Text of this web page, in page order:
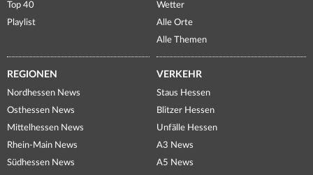
Top 40
Playlist
Wetter
Alle Orte
Alle Themen
REGIONEN
Nordhessen News
Osthessen News
Mittelhessen News
Rhein-Main News
Südhessen News
VERKEHR
Staus Hessen
Blitzer Hessen
Unfälle Hessen
A3 News
A5 News